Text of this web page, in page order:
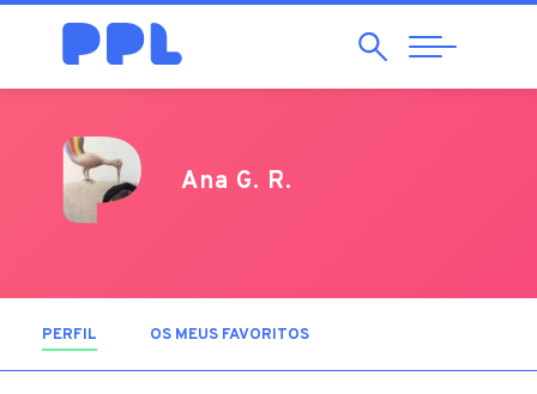
Pesquisar
Abrir
Navegação
Ana G. R.
PERFIL (SEPARADOR ATIVO)
OS MEUS FAVORITOS